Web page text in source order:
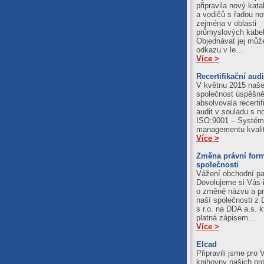
připravila nový
a vodičů s řadou
zejména v oblasti
průmyslových
Objednávat jej
odkazu v le...
Více >
Recertifikační
V květnu 2015 naše
společnost úspěšně
absolvovala
audit v souladu s
ISO:9001 – Systém
managementu
Více >
Změna právní
společnosti
Vážení obchodní
Dovolujeme si Vás
o změně názvu a
naší společnosti z
s r.o. na DDA a.s.
platná zápisem...
Více >
Elcad
Připravili jsme pro
knihovny našich